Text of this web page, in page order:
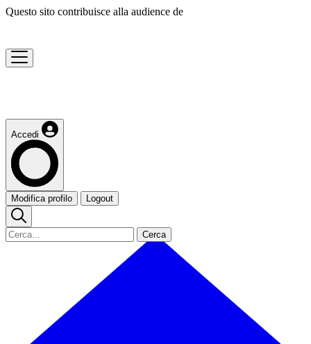
Questo sito contribuisce alla audience de
Accedi
Modifica profilo Logout
Cerca